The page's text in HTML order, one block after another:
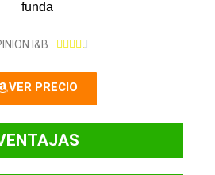
I&B     4
/
5
VER PRECIO